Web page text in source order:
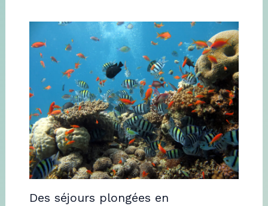
Des séjours plongées en